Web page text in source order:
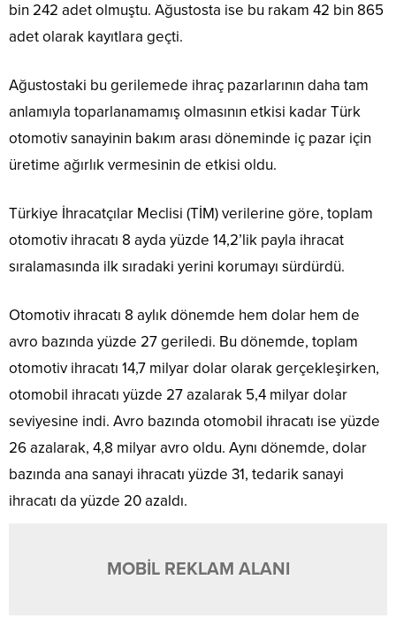
bin 242 adet olmuştu. Ağustosta ise bu rakam 42 bin 865
adet olarak kayıtlara geçti.
Ağustostaki bu gerilemede ihraç pazarlarının daha tam
anlamıyla toparlanamamış olmasının etkisi kadar Türk
otomotiv sanayinin bakım arası döneminde iç pazar için
üretime ağırlık vermesinin de etkisi oldu.
Türkiye İhracatçılar Meclisi (TİM) verilerine göre, toplam
otomotiv ihracatı 8 ayda yüzde 14,2’lik payla ihracat
sıralamasında ilk sıradaki yerini korumayı sürdürdü.
Otomotiv ihracatı 8 aylık dönemde hem dolar hem de
avro bazında yüzde 27 geriledi. Bu dönemde, toplam
otomotiv ihracatı 14,7 milyar dolar olarak gerçekleşirken,
otomobil ihracatı yüzde 27 azalarak 5,4 milyar dolar
seviyesine indi. Avro bazında otomobil ihracatı ise yüzde
26 azalarak, 4,8 milyar avro oldu. Aynı dönemde, dolar
bazında ana sanayi ihracatı yüzde 31, tedarik sanayi
ihracatı da yüzde 20 azaldı.
MOBİL REKLAM ALANI